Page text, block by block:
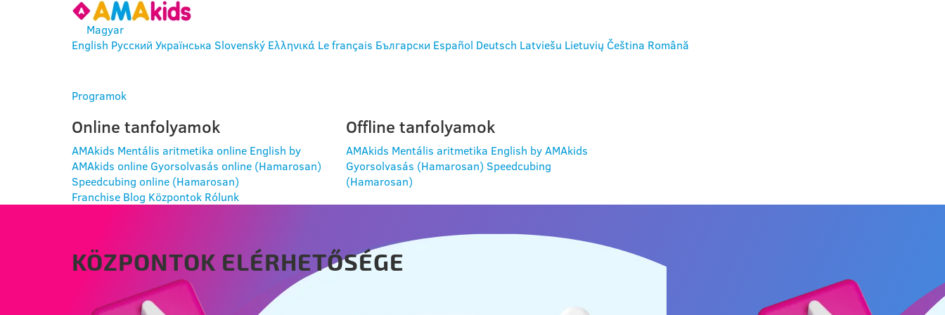
Magyar
English Русский Українська Slovenský Ελληνικά Le français Български Español Deutsch Latviešu Lietuvių Čeština Română
Programok
Online tanfolyamok
AMAkids Mentális aritmetika online English by
AMAkids online Gyorsolvasás online (Hamarosan)
Speedcubing online (Hamarosan)
Offline tanfolyamok
AMAkids Mentális aritmetika English by AMAkids
Gyorsolvasás (Hamarosan) Speedcubing
(Hamarosan)
Franchise Blog Központok Rólunk
KÖZPONTOK ELÉRHETŐSÉGE